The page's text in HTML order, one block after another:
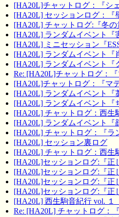
[HA20L]チャットログ：『シ
[HA20L] セッションログ：『
[HA20L] チャットログ:『冬の
[HA20L] ランダムイベント『
[HA20L] ミニセッション『
[HA20L] ランダムイベント『
[HA20L] ランダムイベント『
Re: [HA20L]チャットログ：
[HA20L]チャットログ：『マ
[HA20L] ランダムイベント『
[HA20L] ランダムイベント『
[HA20L] チャットログ：西生
[HA20L] ランダムイベント『
[HA20L] チャットログ：『ラ
[HA20L] セッション裏ログ
[HA20L] チャットログ：西生
[HA20L]セッションログ:『正
[HA20L]セッションログ:『正
[HA20L]セッションログ:『正
[HA20L]セッションログ:『正
[HA20L] 西生駒音紀行 vol. １
Re: [HA20L] チャットログ：